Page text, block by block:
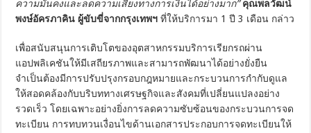
ความมั่นคงและลดความเสี่ยงทางการเงินได้อย่างมาก” คุณพลวัฒน์
พงษ์อัครภาคิน ผู้ขับขี่จากกรุงเทพฯ ที่ให้บริการมา 1 ปี 3 เดือน กล่าว
เพื่อสนับสนุนการเติบโตของอุตสาหกรรมบริการเรียกรถผ่าน
แอปพลิเคชันให้มีเสถียรภาพและสามารถพัฒนาได้อย่างยั่งยืน
จำเป็นต้องมีการปรับปรุงกรอบกฎหมายและกระบวนการกำกับดูแล
ให้สอดคล้องกับบริบททางเศรษฐกิจและสังคมที่เปลี่ยนแปลงอย่าง
รวดเร็ว โดยเฉพาะอย่างยิ่งการลดความซับซ้อนของกระบวนการจด
ทะเบียน การทบทวนเงื่อนไขด้านเอกสารประกอบการจดทะเบียนให้